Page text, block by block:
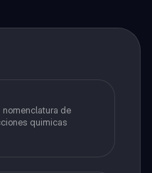
de
quimicas